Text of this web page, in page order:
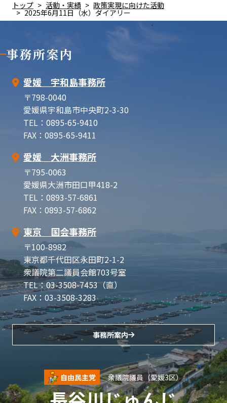
トップ 活動・実績 政策実現に向けた活動
2025年6月11日（水）ダイアリー
事務所案内
愛媛 宇和島事務所
〒798-0040
愛媛県宇和島市中央町2-3-30
TEL：0895-65-9410
FAX：0895-65-9411
愛媛 大洲事務所
〒795-0063
愛媛県大洲市田口甲418-2
TEL：0893-57-6861
FAX：0893-57-6862
東京 国会事務所
〒100-8982
東京都千代田区永田町2-1-2
衆議院第二議員会館703号室
TEL：03-3508-7453（直）
FAX：03-3508-3283
事務所案内
自由民主党 衆議院議員（愛媛3区）